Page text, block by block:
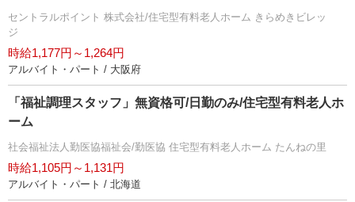
セントラルポイント 株式会社/住宅型有料老人ホーム きらめきビレッ
ジ
時給1,177円～1,264円
アルバイト・パート / 大阪府
「福祉調理スタッフ」無資格可/日勤のみ/住宅型有料老人ホ
ーム
社会福祉法人勤医協福祉会/勤医協 住宅型有料老人ホーム たんねの里
時給1,105円～1,131円
アルバイト・パート / 北海道